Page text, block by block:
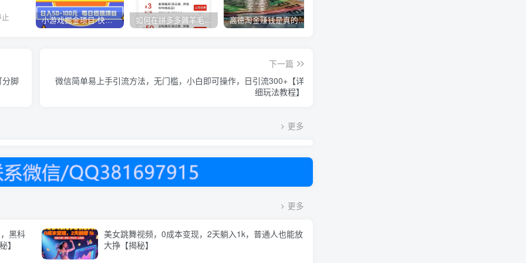
小游戏掘金项目-快手商业养机教程（小游戏养机） 如何在拼多多薅羊毛，教你撸品台无门槛优惠券，一单利润50-300！ 高德淘金赚钱是真的吗，拍照就能赚钱？大神拍拍照片就赚了140W！
脚
下一篇
微信简单易上手引流方法，无门槛，小白即可操作，日引流300+【详
细玩法教程】
更多
更多
黑科
】
美女跳舞视频，0成本变现，2天躺入1k，普通人也能放
大挣【揭秘】